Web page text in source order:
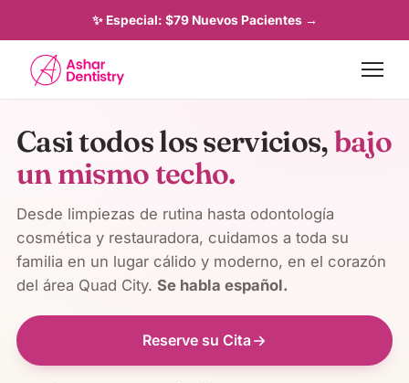
✨ Especial: $79 Nuevos Pacientes →
Casi todos los servicios,bajo
un mismo techo.
Desde limpiezas de rutina hasta odontología
cosmética y restauradora, cuidamos a toda su
familia en un lugar cálido y moderno, en el corazón
del área Quad City. Se habla español.
Reserve su Cita